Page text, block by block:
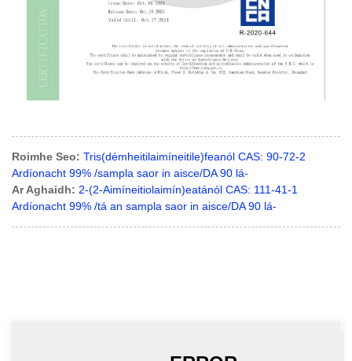
Roimhe Seo: Tris(démheitilaimíneitile)feanól CAS: 90-72-2
Ardíonacht 99% /sampla saor in aisce/DA 90 lá-
Ar Aghaidh: 2-(2-Aimíneitiolaimín)eatánól CAS: 111-41-1
Ardíonacht 99% /tá an sampla saor in aisce/DA 90 lá-